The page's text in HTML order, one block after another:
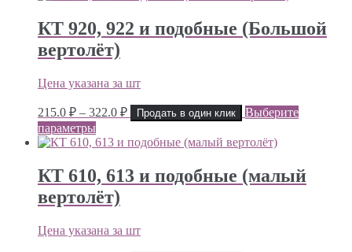
90.0 ₽
КТ 920, 922 и подобные (Большой
вертолёт)
Цена указана за шт
215.0 ₽ – 322.0 ₽Диапазон
цен:
215.0 ₽
322.0 ₽
Продать в один клик
Выберите
параметры
КТ 610, 613 и подобные (малый
вертолёт)
Цена указана за шт